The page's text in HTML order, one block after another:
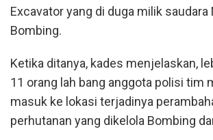
Excavator yang di duga milik saudara
Bombing.
Ketika ditanya, kades menjelaskan,
11 orang lah bang anggota polisi tim
masuk ke lokasi terjadinya
perhutanan yang dikelola Bombing